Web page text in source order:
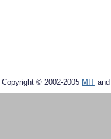
Copyright © 2002-2005 MIT